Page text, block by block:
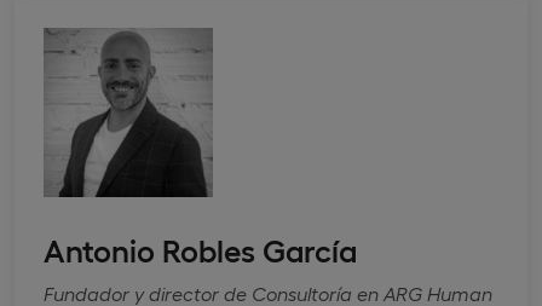
Antonio Robles García
Fundador y director de Consultoría en ARG Human